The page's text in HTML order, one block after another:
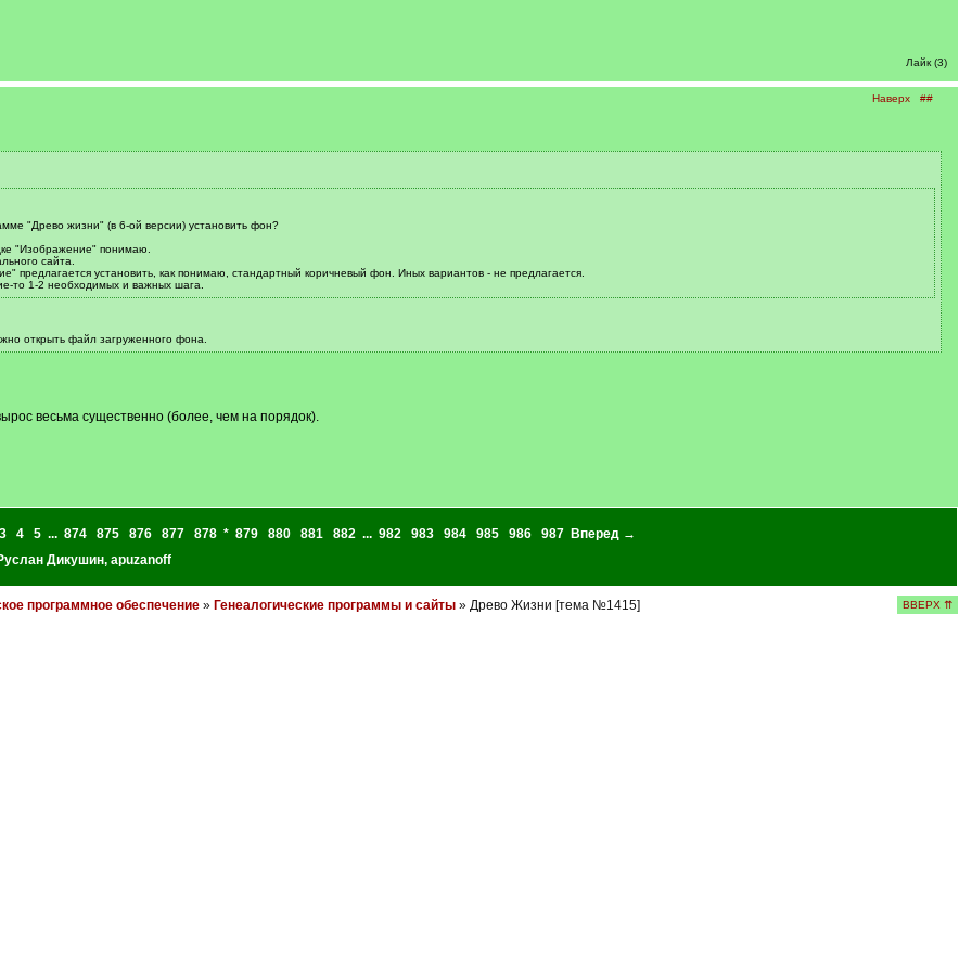
Лайк (3)
Наверх ##
"Древо жизни" (в 6-ой версии) установить фон?
"Изображение" понимаю.
сайта.
предлагается установить, как понимаю, стандартный коричневый фон. Иных вариантов - не предлагается.
то 1-2 необходимых и важных шага.
открыть файл загруженного фона.
весьма существенно (более, чем на порядок).
3 4 5 ... 874 875 876 877 878 * 879 880 881 882 ... 982 983 984 985 986 987
Вперед →
Дикушин, apuzanoff
программное обеспечение» Генеалогические программы и сайты» Древо Жизни [тема №1415] ВВЕРХ ⇈